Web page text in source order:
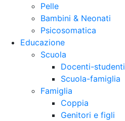
Pelle
Bambini & Neonati
Psicosomatica
Educazione
Scuola
Docenti-studenti
Scuola-famiglia
Famiglia
Coppia
Genitori e figli